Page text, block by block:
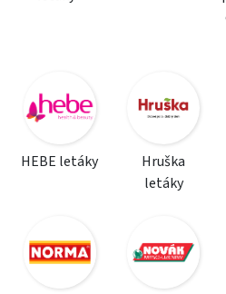
HEBE letáky
Hruška
letáky